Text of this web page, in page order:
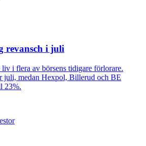
revansch i juli
i flera av börsens tidigare förlorare.
juli, medan Hexpol, Billerud och BE
23%.